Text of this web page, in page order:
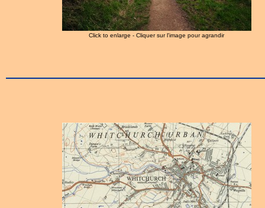
Click to enlarge - Cliquer sur l'image pour agrandir